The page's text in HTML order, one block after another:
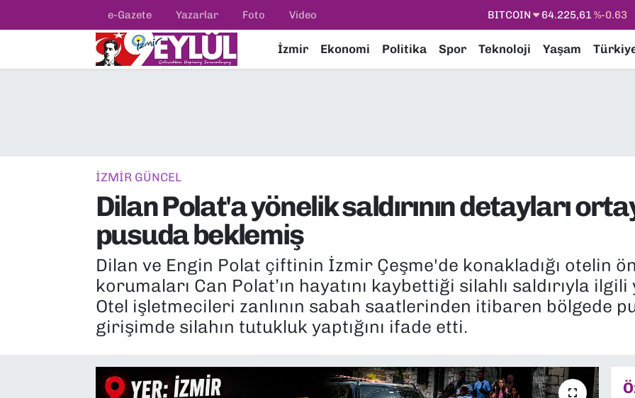
e-Gazete Yazarlar Foto Video DOLAR 47,7143%0.16
STERLİN
64,2463%0.07
İzmir Ekonomi Politika Spor Teknoloji Yaşam
İZMİR GÜNCEL
Dilan Polat'a yönelik saldırının detayları
pusuda beklemiş
Dilan ve Engin Polat çiftinin İzmir Çeşme'de konakladığı otelin
korumaları Can Polat’ın hayatını kaybettiği silahlı saldırıyla
Otel işletmecileri zanlının sabah saatlerinden itibaren bölgede
girişimde silahın tutukluk yaptığını ifade etti.
Resmi İlanlar
EKONOMİ
KÜLTÜR SANAT
MAGAZİN
POLİTİKA
Konak Nöbetçi Eczaneler
Tüm Manşetler
Son Dakika Haberleri
Haber Arşivi